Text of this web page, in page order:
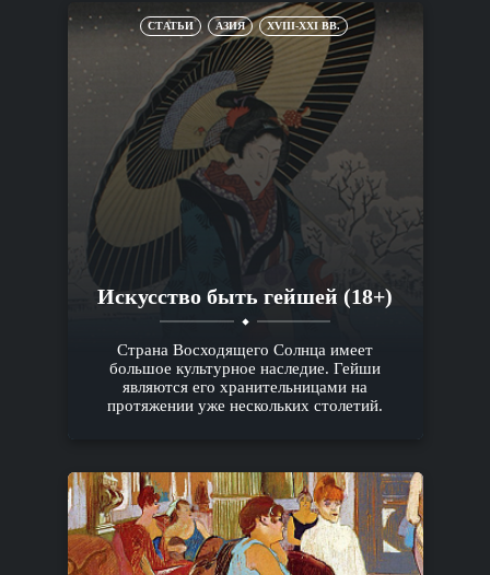
СТАТЬИ АЗИЯ XVIII-XXI ВВ.
Искусство быть гейшей (18+)
Страна Восходящего Солнца имеет
большое культурное наследие. Гейши
являются его хранительницами на
протяжении уже нескольких столетий.